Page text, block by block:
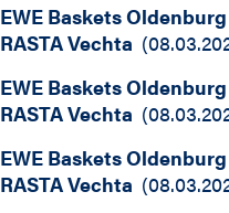
EWE Baskets Oldenburg
RASTA Vechta (
EWE Baskets Oldenburg
RASTA Vechta (
EWE Baskets Oldenburg
RASTA Vechta (